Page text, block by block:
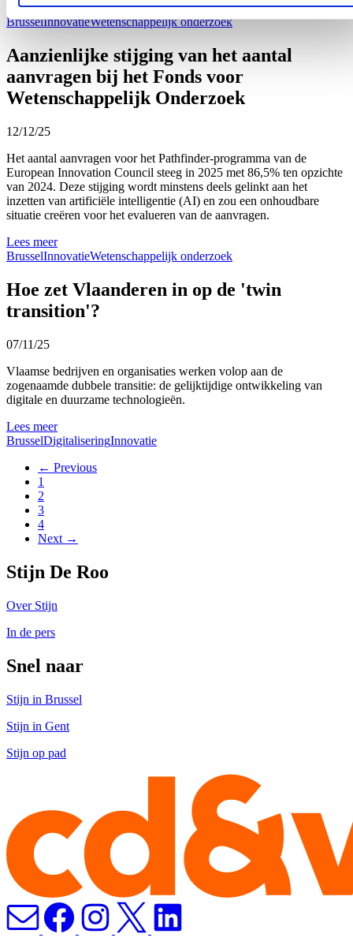
Lees meer
BrusselInnovatieWetenschappelijk onderzoek
Aanzienlijke stijging van het aantal
aanvragen bij het Fonds voor
Wetenschappelijk Onderzoek
12/12/25
Het aantal aanvragen voor het Pathfinder-programma van de
European Innovation Council steeg in 2025 met 86,5% ten opzichte
van 2024. Deze stijging wordt minstens deels gelinkt aan het
inzetten van artificiële intelligentie (AI) en zou een onhoudbare
situatie creëren voor het evalueren van de aanvragen.
Lees meer
BrusselInnovatieWetenschappelijk onderzoek
Hoe zet Vlaanderen in op de 'twin
transition'?
07/11/25
Vlaamse bedrijven en organisaties werken volop aan de
zogenaamde dubbele transitie: de gelijktijdige ontwikkeling van
digitale en duurzame technologieën.
Lees meer
BrusselDigitaliseringInnovatie
← Previous
1
2
3
4
Next →
Stijn De Roo
Over Stijn
In de pers
Snel naar
Stijn in Brussel
Stijn in Gent
Stijn op pad